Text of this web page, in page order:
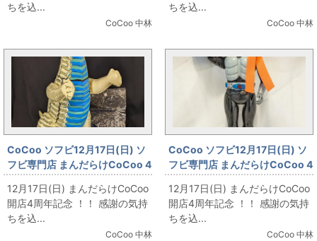
ちを込...
CoCoo 中林
ちを込...
CoCoo 中林
CoCoo ソフビ12月17日(日) ソ
フビ専門店 まんだらけCoCoo 4
周年記念 「ブルマァク 空気ビニ
ール人形 特大レッドキング
480mm」
12月17日(日) まんだらけCoCoo
開店4周年記念 ！！ 感謝の気持
ちを込...
CoCoo 中林
CoCoo ソフビ12月17日(日) ソ
フビ専門店 まんだらけCoCoo 4
周年記念 「バンダイ キングサイ
ズ 仮面ライダー1号/マスク脱着
型/マスクシルバー 360mm」
12月17日(日) まんだらけCoCoo
開店4周年記念 ！！ 感謝の気持
ちを込...
CoCoo 中林